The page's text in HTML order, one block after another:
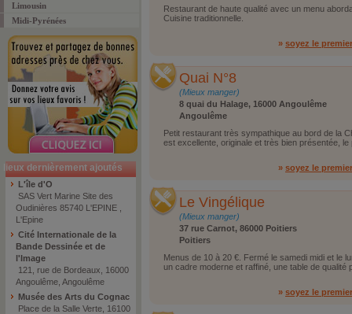
Limousin
Midi-Pyrénées
lieux dernièrement ajoutés
L'île d'O
SAS Vert Marine Site des
Oudinières 85740 L'EPINE ,
L'Epine
Cité Internationale de la
Bande Dessinée et de
l'Image
121, rue de Bordeaux, 16000
Angoulême, Angoulême
Musée des Arts du Cognac
Place de la Salle Verte, 16100
Restaurant de haute qualité avec un menu
Cuisine traditionnelle.
» soyez le
Quai N°8
(Mieux manger)
8 quai du Halage, 16000 Angoulême
Angoulême
Petit restaurant très sympathique au bord de la
est excellente, originale et très bien présentée,
» soyez le
Le Vingélique
(Mieux manger)
37 rue Carnot, 86000 Poitiers
Poitiers
Menus de 10 à 20 €. Fermé le samedi midi et le
un cadre moderne et raffiné, une table de qualité
» soyez le